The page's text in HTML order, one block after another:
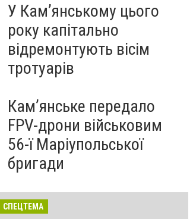
У Кам’янському цього
року капітально
відремонтують вісім
тротуарів
Кам’янське передало
FPV-дрони військовим
56-ї Маріупольської
бригади
СПЕЦТЕМА